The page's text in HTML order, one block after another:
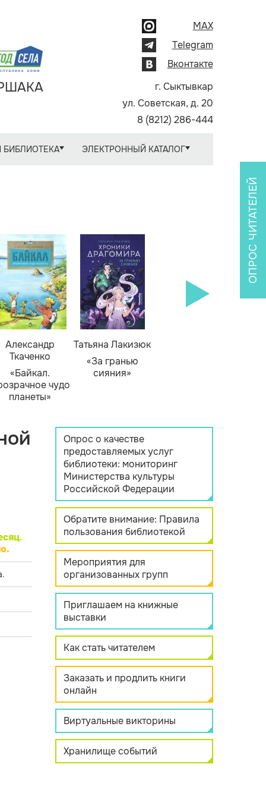
MAX
Telegram
Вконтакте
г. Сыктывкар
ул. Советская, д. 20
8 (8212) 286-444
БИБЛИОТЕКА ЭЛЕКТРОННЫЙ КАТАЛОГ
Александр
Ткаченко
«Байкал.
чудо
планеты»
Татьяна Лакизюк
«За гранью
сияния»
.
ОПРОС ЧИТАТЕЛЕЙ
Опрос о качестве
предоставляемых услуг
библиотеки: мониторинг
Министерства культуры
Российской Федерации
Обратите внимание: Правила
пользования библиотекой
Мероприятия для
организованных групп
Приглашаем на книжные
выставки
Как стать читателем
Заказать и продлить книги
онлайн
Виртуальные викторины
Хранилище событий